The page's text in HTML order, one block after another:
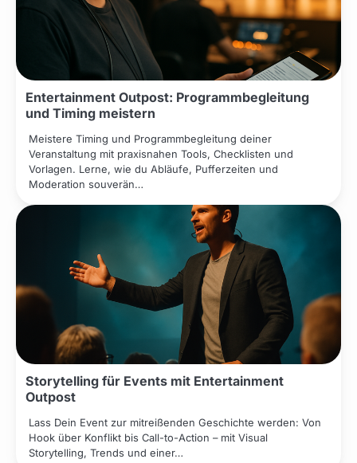
Entertainment Outpost: Programmbegleitung
und Timing meistern
Meistere Timing und Programmbegleitung deiner
Veranstaltung mit praxisnahen Tools, Checklisten und
Vorlagen. Lerne, wie du Abläufe, Pufferzeiten und
Moderation souverän…
Storytelling für Events mit Entertainment
Outpost
Lass Dein Event zur mitreißenden Geschichte werden: Von
Hook über Konflikt bis Call-to-Action – mit Visual
Storytelling, Trends und einer…